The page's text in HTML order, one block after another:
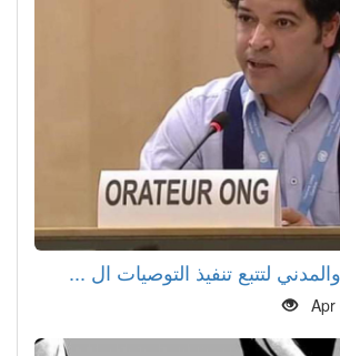
لتتبع تنفيذ التوصيات ال ...
Apr